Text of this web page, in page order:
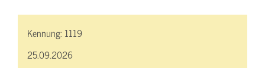
Kennung: 1119
25.09.2026